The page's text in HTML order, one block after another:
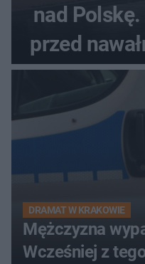
nad
przed
DRAMAT W KRAKOWIE
Mężczyzna
Wcześniej z